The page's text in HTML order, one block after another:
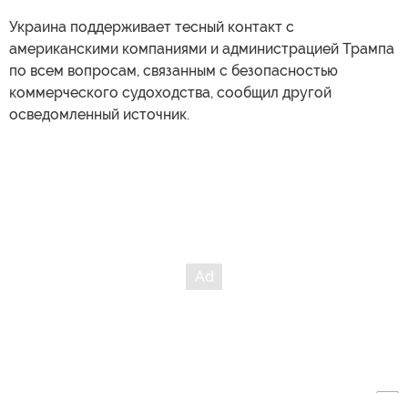
Украина поддерживает тесный контакт с
американскими компаниями и администрацией Трампа
по всем вопросам, связанным с безопасностью
коммерческого судоходства, сообщил другой
осведомленный источник.